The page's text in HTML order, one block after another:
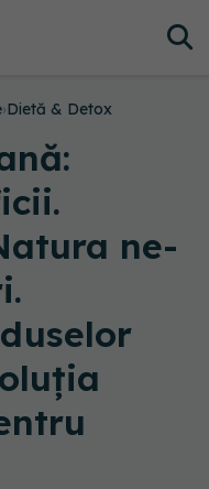
›Dietă & Detox
ne-